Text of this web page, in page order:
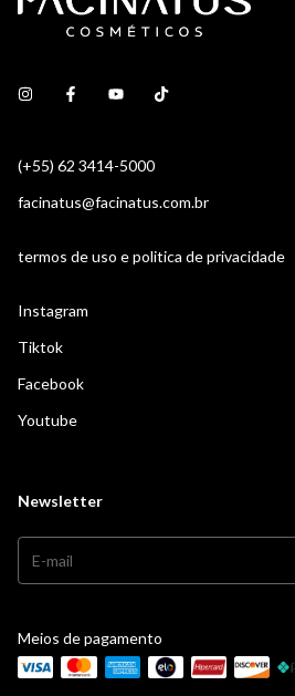
(+55) 62 3414-5000
facinatus@facinatus.com.br
termos de uso e politica de privacidade
Instagram
Tiktok
Facebook
Youtube
Newsletter
Meios de pagamento